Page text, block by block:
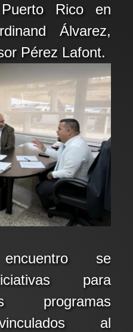
Rico en
Álvarez,
Pérez Lafont.
se
para
programas
al